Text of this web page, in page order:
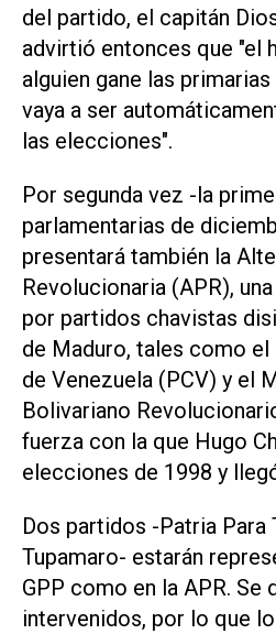
del partido, el capitán
advirtió entonces que "el
alguien gane las
vaya a ser
las elecciones".
Por segunda vez -la
parlamentarias de
presentará también la
Revolucionaria (APR),
por partidos chavistas
de Maduro, tales como
de Venezuela (PCV) y el
Bolivariano
fuerza con la que Hugo
elecciones de 1998 y
Dos partidos -Patria Para
Tupamaro- estarán
GPP como en la APR. Se
intervenidos, por lo que